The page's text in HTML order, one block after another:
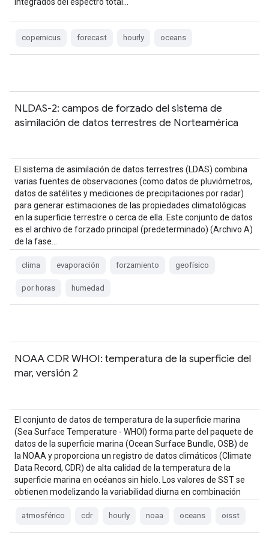
copernicus forecast hourly oceans
NLDAS-2: campos de forzado del sistema de
asimilación de datos terrestres de Norteamérica
El sistema de asimilación de datos terrestres (LDAS) combina
varias fuentes de observaciones (como datos de pluviómetros,
datos de satélites y mediciones de precipitaciones por radar)
para generar estimaciones de las propiedades climatológicas
en la superficie terrestre o cerca de ella. Este conjunto de datos
es el archivo de forzado principal (predeterminado) (Archivo A)
de la fase…
clima evaporación forzamiento geofísico
por horas humedad
NOAA CDR WHOI: temperatura de la superficie del
mar, versión 2
El conjunto de datos de temperatura de la superficie marina
(Sea Surface Temperature - WHOI) forma parte del paquete de
datos de la superficie marina (Ocean Surface Bundle, OSB) de
la NOAA y proporciona un registro de datos climáticos (Climate
Data Record, CDR) de alta calidad de la temperatura de la
superficie marina en océanos sin hielo. Los valores de SST se
obtienen modelizando la variabilidad diurna en combinación
atmosférico cdr hourly noaa oceans oisst